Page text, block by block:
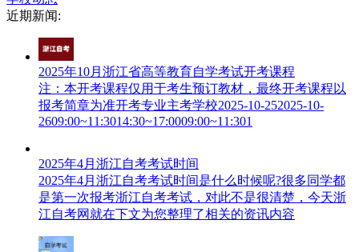
近期新闻:
2025年10月浙江省高等教育自学考试开考课程
注：本开考课程仅用于考生预订教材，最终开考课程以
报考简章为准开考专业主考学校2025-10-252025-10-
2609:00~11:3014:30~17:0009:00~11:301
2025年4月浙江自考考试时间
2025年4月浙江自考考试时间是什么时候呢?很多同学都
是第一次报考浙江自考考试，对此不是很清楚，今天浙
江自考网就在下文为您整理了相关的资讯内容